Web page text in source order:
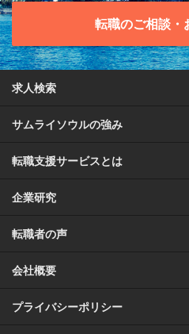
転職のご相談・
求人検索
サムライソウルの強み
転職支援サービスとは
企業研究
転職者の声
会社概要
プライバシーポリシー